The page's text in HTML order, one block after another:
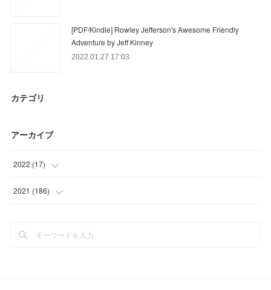
[PDF/Kindle] Rowley Jefferson's Awesome Friendly
Adventure by Jeff Kinney
2022.01.27 17:03
カテゴリ
アーカイブ
2022 (17)
(3)
2021 (186)
(